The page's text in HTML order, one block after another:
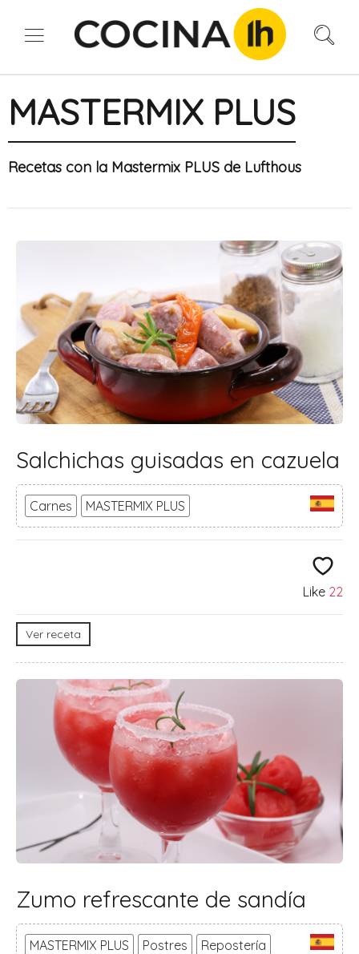
MASTERMIX PLUS
Recetas con la Mastermix PLUS de Lufthous
Salchichas guisadas en cazuela
Carnes MASTERMIX PLUS
Like 22
Ver receta
Zumo refrescante de sandía
MASTERMIX PLUS Postres Repostería